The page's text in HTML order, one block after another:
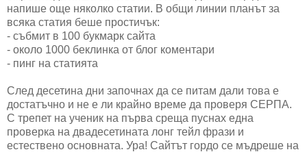
напише още няколко статии. В общи линии планът за
всяка статия беше простичък:
- събмит в 100 букмарк сайта
- около 1000 беклинка от блог коментари
- пинг на статията
След десетина дни започнах да се питам дали това е
достатъчно и не е ли крайно време да проверя СЕРПА.
С трепет на ученик на първа среща пуснах една
проверка на двадесетината лонг тейл фрази и
естествено основната. Ура! Сайтът гордо се мъдреше на